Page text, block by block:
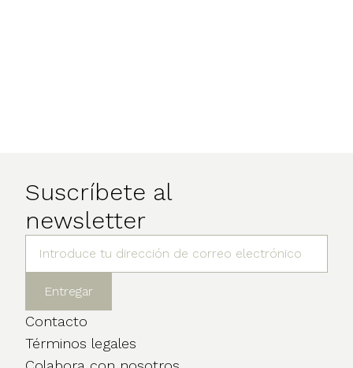
Suscríbete al
newsletter
Contacto
Términos legales